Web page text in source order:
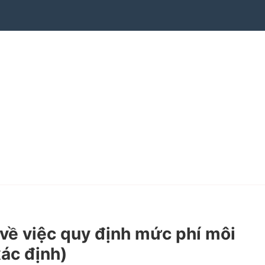
việc quy định mức phí môi
định)